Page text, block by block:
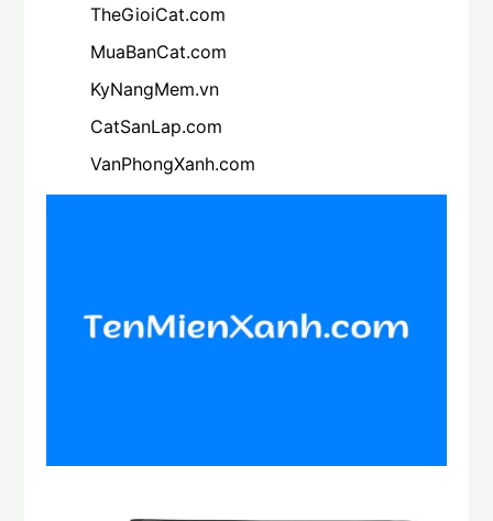
TheGioiCat.com
MuaBanCat.com
KyNangMem.vn
CatSanLap.com
VanPhongXanh.com